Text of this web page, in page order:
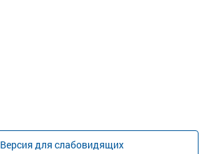
Версия для слабовидящих